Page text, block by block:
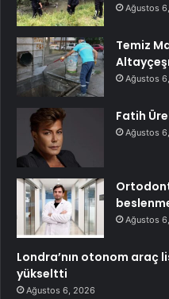
Ağustos
Temiz
Ağustos
Fatih
Ağustos
Ağustos
Londra’nın otonom araç
yükseltti
Ağustos 6, 2026